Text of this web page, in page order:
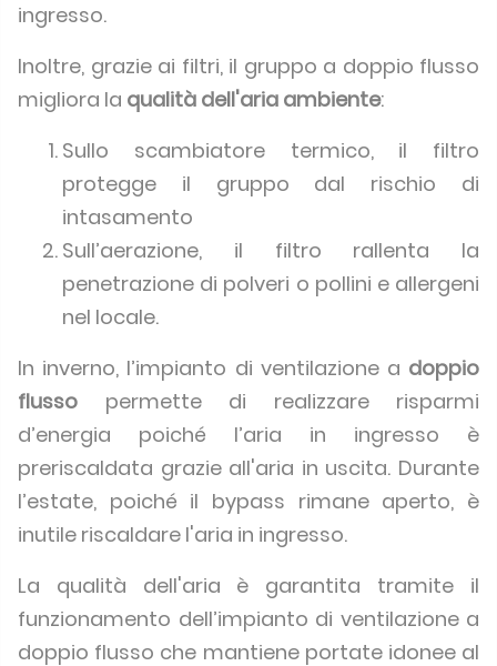
ingresso.
Inoltre, grazie ai filtri, il gruppo a doppio flusso
migliora la qualità dell'aria ambiente:
Sullo scambiatore termico, il filtro
protegge il gruppo dal rischio di
intasamento
Sull’aerazione, il filtro rallenta la
penetrazione di polveri o pollini e allergeni
nel locale.
In inverno, l’impianto di ventilazione a doppio
flusso permette di realizzare risparmi
d’energia poiché l’aria in ingresso è
preriscaldata grazie all'aria in uscita. Durante
l’estate, poiché il bypass rimane aperto, è
inutile riscaldare l'aria in ingresso.
La qualità dell'aria è garantita tramite il
funzionamento dell’impianto di ventilazione a
doppio flusso che mantiene portate idonee al